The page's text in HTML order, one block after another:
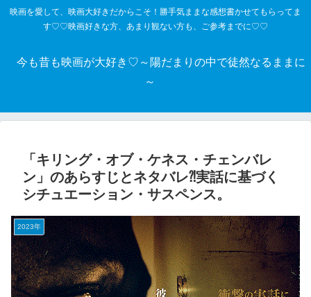
映画を愛して、映画大好きだからこそ！勝手気ままな感想書かせてもらってま
す♡♡映画好きな方、あまり観ない方も、ご参考までに♡♡
今も昔も映画が大好き♡～陽だまりの中で徒然なるままに
～
「キリング・オブ・ケネス・チェンバレ
ン」のあらすじとネタバレ⁈実話に基づく
シチュエーション・サスペンス。
2023年